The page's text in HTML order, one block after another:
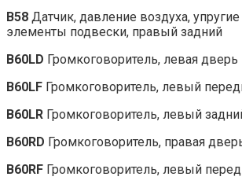
B58 Датчик, давление воздуха,
элементы подвески, правый задний
B60LD Громкоговоритель, левая дверь
B60LF Громкоговоритель, левый
B60LR Громкоговоритель, левый
B60RD Громкоговоритель, правая
B60RF Громкоговоритель, левый